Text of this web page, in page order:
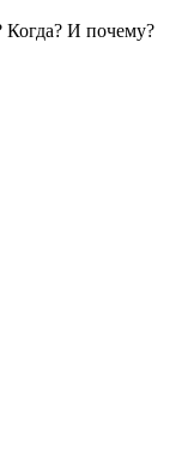
И почему?